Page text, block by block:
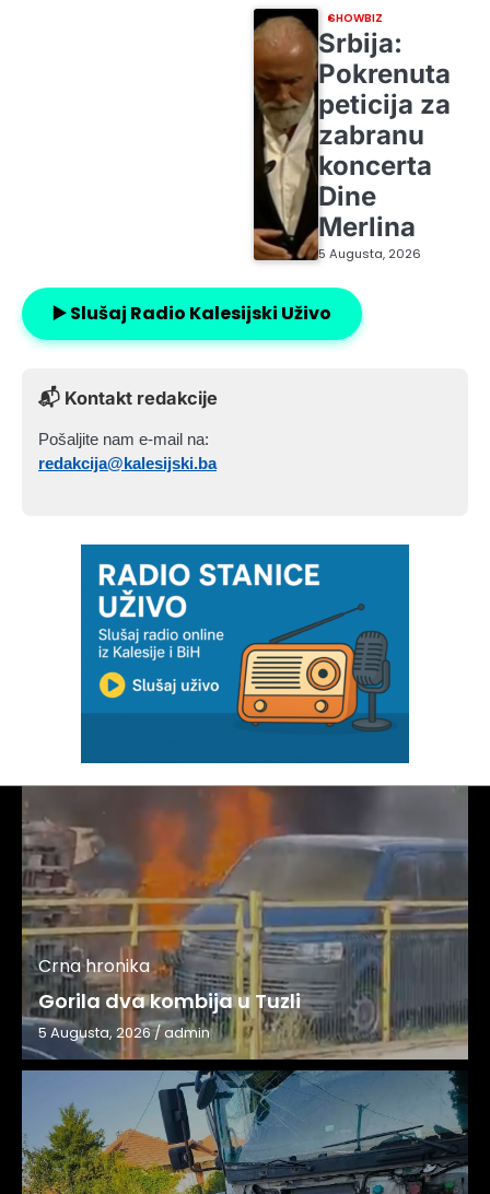
SHOWBIZ
Srbija:
Pokrenuta
peticija za
zabranu
koncerta
Dine
Merlina
5 Augusta, 2026
▶️ Slušaj Radio Kalesijski Uživo
📬 Kontakt redakcije
Pošaljite nam e-mail na:
redakcija@kalesijski.ba
Crna hronika
Gorila dva kombija u Tuzli
5 Augusta, 2026/admin